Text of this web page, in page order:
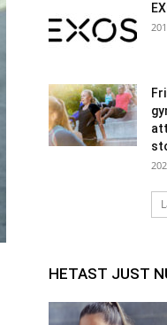
HETAST JUST